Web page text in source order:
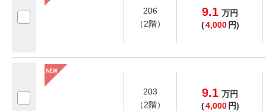
206
（2階）
9.1 万円
(4,000 円)
203
（2階）
9.1 万円
(4,000 円)